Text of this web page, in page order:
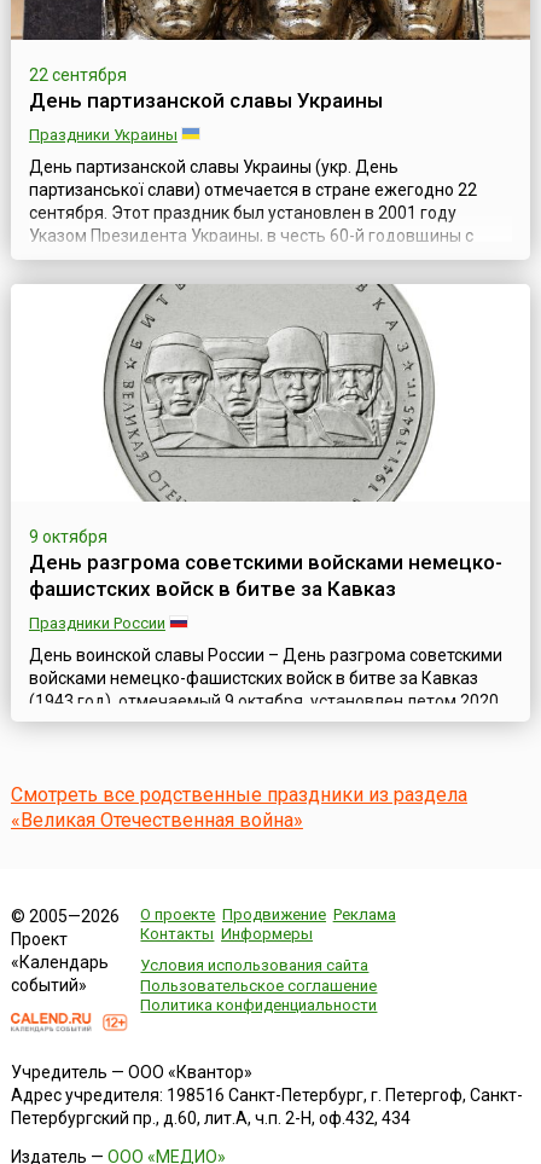
22 сентября
День партизанской славы Украины
Праздники Украины
День партизанской славы Украины (укр. День
партизанської слави) отмечается в стране ежегодно 22
сентября. Этот праздник был установлен в 2001 году
Указом Президента Украины, в честь 60-й годовщины с
начала подпольно-партизанского движения на Украине в
годы Великой Отечественной войны, и отмечается как дань
всенародного уважения к тем, кто в суровое военное время
боролся с фашистами в глубокому...
9 октября
День разгрома советскими войсками немецко-
фашистских войск в битве за Кавказ
Праздники России
День воинской славы России – День разгрома советскими
войсками немецко-фашистских войск в битве за Кавказ
(1943 год), отмечаемый 9 октября, установлен летом 2020
года. Соответствующие поправки в Федеральный закон «О
года. Битва за Кавказ, длившаяся с 25 июля 1942 года по 9
октября 1943 года,...
Смотреть все родственные праздники из раздела
«Великая Отечественная война»
© 2005—2026
Проект
«Календарь
событий»
О проекте Продвижение Реклама
Контакты Информеры
Условия использования сайта
Пользовательское соглашение
Политика конфиденциальности
Учредитель — ООО «Квантор»
Адрес учредителя: 198516 Санкт-Петербург, г. Петергоф, Санкт-
Петербургский пр., д.60, лит.А, ч.п. 2-Н, оф.432, 434
Издатель — ООО «МЕДИО»